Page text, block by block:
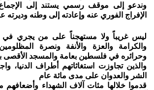
وندعو إلى موقف رسمي يستند إلى
الإفراج الفوري عنه وإعادته إلى وطنه وديرته
ليس غريباً ولا مستهجناً على من يجري في
والكرامة والعزة والأنفة ونصرة
وحرائره في فلسطين بعامة والمسجد الأقصى
والذين تجاوزت استغاثاتهم أطراف الدنيا،
الشر والعدوان على مدى مائة عام
قدموا خلالها مئات آلاف الشهداء